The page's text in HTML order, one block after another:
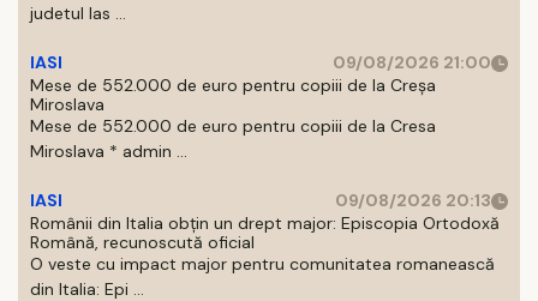
judetul Ias ...
IASI
09/08/2026 21:00
Mese de 552.000 de euro pentru copiii de la Creșa
Miroslava
Mese de 552.000 de euro pentru copiii de la Cresa
Miroslava * admin ...
IASI
09/08/2026 20:13
Românii din Italia obțin un drept major: Episcopia Ortodoxă
Română, recunoscută oficial
O veste cu impact major pentru comunitatea romanească
din Italia: Epi ...